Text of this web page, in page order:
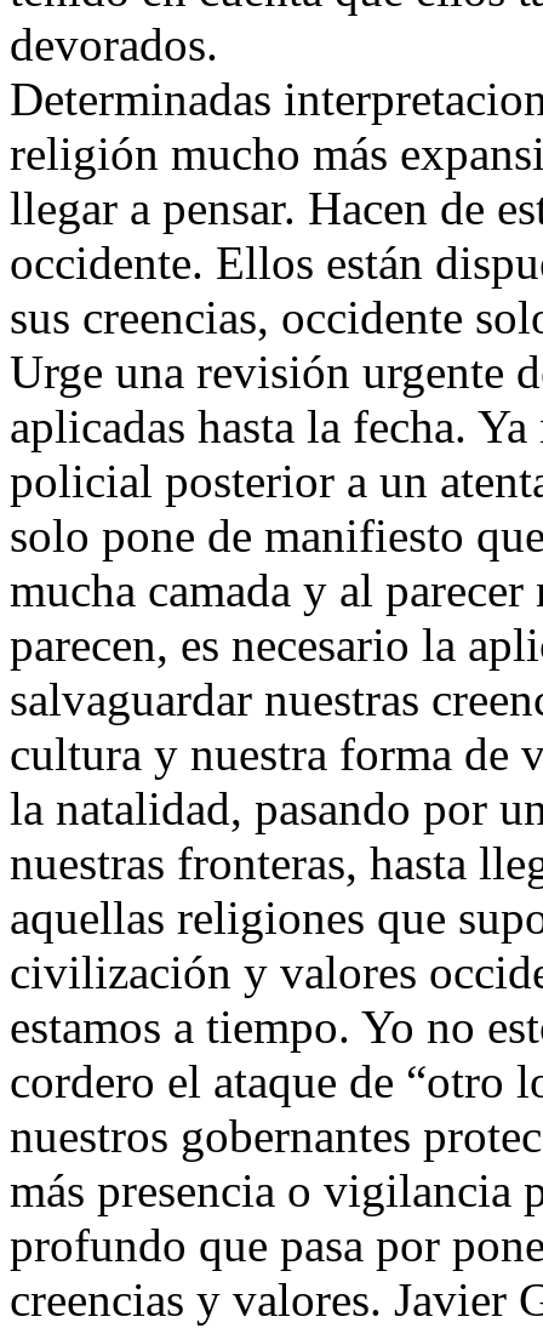
devorados.
Determinadas
religión mucho más
llegar a pensar. Hacen de
occidente. Ellos están
sus creencias, occidente
Urge una revisión urgente
aplicadas hasta la fecha.
policial posterior a un
solo pone de manifiesto
mucha camada y al
parecen, es necesario la
salvaguardar nuestras
cultura y nuestra forma de
la natalidad, pasando por
nuestras fronteras, hasta
aquellas religiones que
civilización y valores
estamos a tiempo. Yo no
cordero el ataque de “otro
nuestros gobernantes
más presencia o vigilancia
profundo que pasa por
creencias y valores. Javier